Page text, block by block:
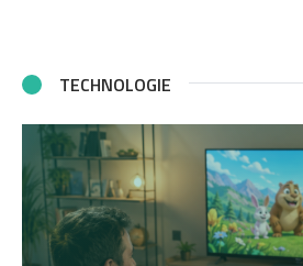
TECHNOLOGIE